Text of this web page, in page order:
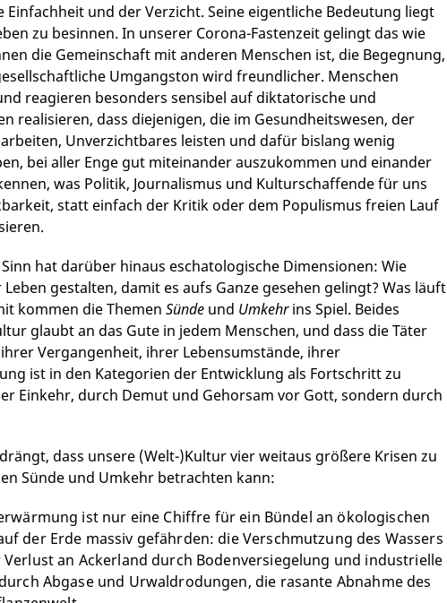
und der Verzicht. Seine eigentliche Bedeutung liegt
zu besinnen. In unserer Corona-Fastenzeit gelingt das wie
die Gemeinschaft mit anderen Menschen ist, die Begegnung,
Umgangston wird freundlicher. Menschen
reagieren besonders sensibel auf diktatorische und
realisieren, dass diejenigen, die im Gesundheitswesen, der
Unverzichtbares leisten und dafür bislang wenig
bei aller Enge gut miteinander auszukommen und einander
was Politik, Journalismus und Kulturschaffende für uns
statt einfach der Kritik oder dem Populismus freien Lauf
hat darüber hinaus eschatologische Dimensionen: Wie
gestalten, damit es aufs Ganze gesehen gelingt? Was läuft
kommen die Themen Sünde und Umkehrins Spiel. Beides
glaubt an das Gute in jedem Menschen, und dass die Täter
Vergangenheit, ihrer Lebensumstände, ihrer
ist in den Kategorien der Entwicklung als Fortschritt zu
Einkehr, durch Demut und Gehorsam vor Gott, sondern durch
dass unsere (Welt-)Kultur vier weitaus größere Krisen zu
Sünde und Umkehr betrachten kann:
ist nur eine Chiffre für ein Bündel an ökologischen
der Erde massiv gefährden: die Verschmutzung des Wassers
an Ackerland durch Bodenversiegelung und industrielle
Abgase und Urwaldrodungen, die rasante Abnahme des